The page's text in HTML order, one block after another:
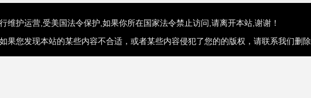
护运营,受美国法令保护,如果你所在国家法令禁止访问,请离开本站,谢谢！
果您发现本站的某些内容不合适，或者某些内容侵犯了您的的版权，请联系我们删除